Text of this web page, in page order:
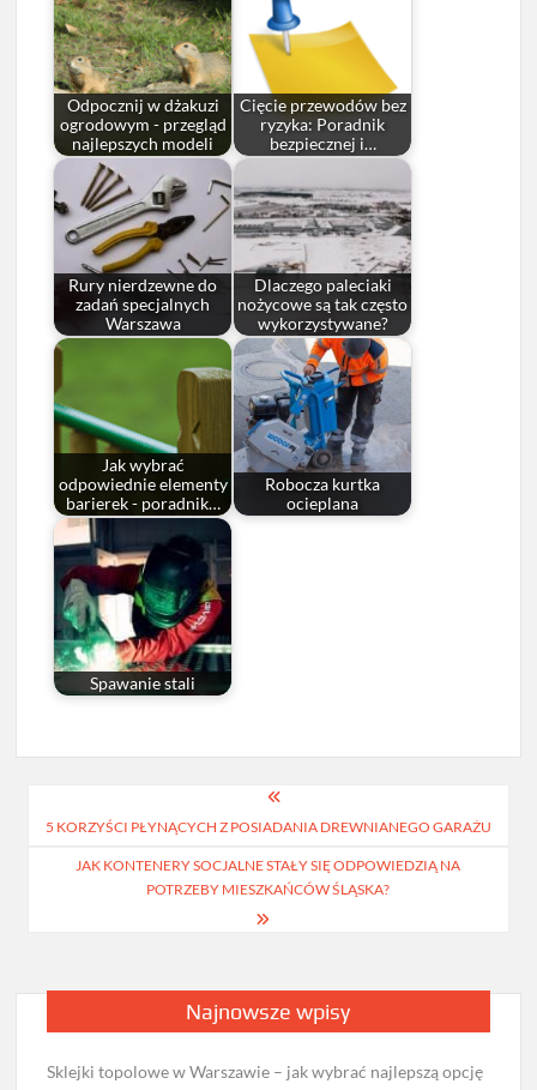
Odpocznij w dżakuzi
ogrodowym - przegląd
najlepszych modeli
Cięcie przewodów bez
ryzyka: Poradnik
bezpiecznej i…
Rury nierdzewne do
zadań specjalnych
Warszawa
Dlaczego paleciaki
nożycowe są tak często
wykorzystywane?
Jak wybrać
odpowiednie elementy
barierek - poradnik…
Robocza kurtka
ocieplana
Spawanie stali
wpisu
5 KORZYŚCI PŁYNĄCYCH Z POSIADANIA DREWNIANEGO GARAŻU
JAK KONTENERY SOCJALNE STAŁY SIĘ ODPOWIEDZIĄ NA
POTRZEBY MIESZKAŃCÓW ŚLĄSKA?
Najnowsze wpisy
Sklejki topolowe w Warszawie – jak wybrać najlepszą opcję